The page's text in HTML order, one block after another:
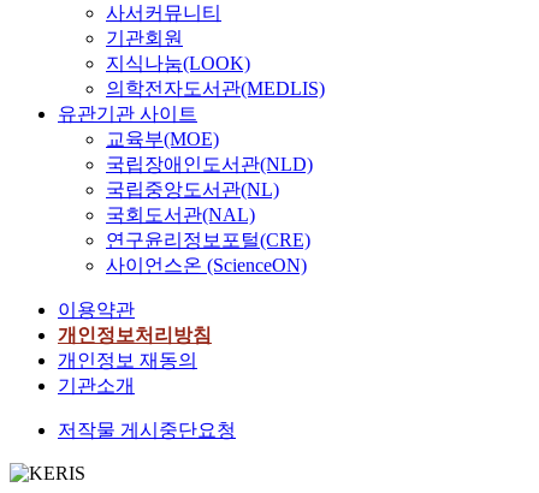
사서커뮤니티
기관회원
지식나눔(LOOK)
의학전자도서관(MEDLIS)
유관기관 사이트
교육부(MOE)
국립장애인도서관(NLD)
국립중앙도서관(NL)
국회도서관(NAL)
연구윤리정보포털(CRE)
사이언스온 (ScienceON)
이용약관
개인정보처리방침
개인정보 재동의
기관소개
저작물 게시중단요청